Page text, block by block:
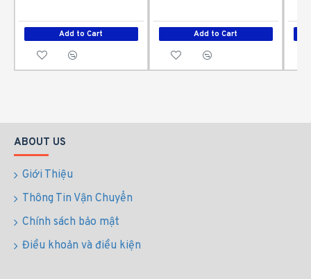
Add to Cart Add to Cart
ABOUT US
Giới Thiệu
Thông Tin Vận Chuyển
Chính sách bảo mật
Điều khoản và điều kiện